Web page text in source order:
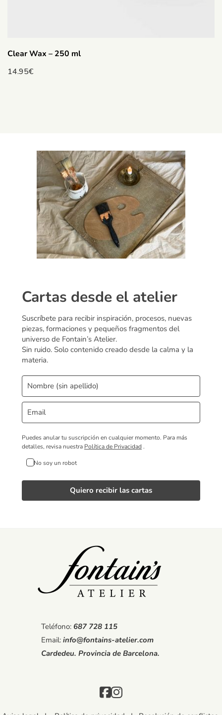
Clear Wax – 250 ml
14.95€
Cartas desde el atelier
Suscríbete para recibir inspiración, procesos, nuevas
piezas, formaciones y pequeños fragmentos del
universo de Fontain’s Atelier.
Sin ruido. Solo contenido creado desde la calma y la
materia.
Puedes anular tu suscripción en cualquier momento. Para más
detalles, revisa nuestra Política de Privacidad .
No soy un robot
Quiero recibir las cartas
Teléfono: 687 728 115
Email: info@fontains-atelier.com
Cardedeu. Provincia de Barcelona.